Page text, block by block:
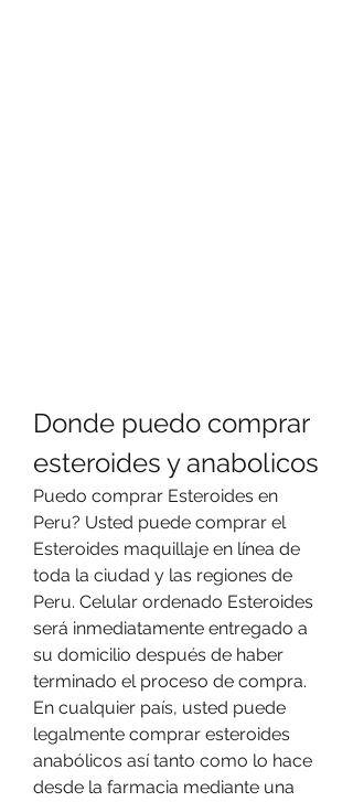
Donde puedo comprar
esteroides y anabolicos
Puedo comprar Esteroides en
Peru? Usted puede comprar el
Esteroides maquillaje en línea de
toda la ciudad y las regiones de
Peru. Celular ordenado Esteroides
será inmediatamente entregado a
su domicilio después de haber
terminado el proceso de compra.
En cualquier país, usted puede
legalmente comprar esteroides
anabólicos así tanto como lo hace
desde la farmacia mediante una